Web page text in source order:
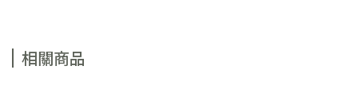
相關商品